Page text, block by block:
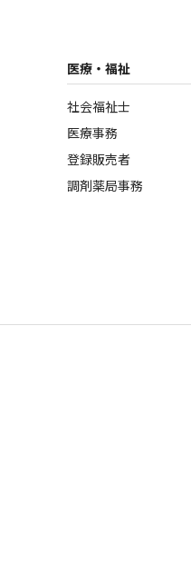
医療・福祉
社会福祉士
医療事務
登録販売者
調剤薬局事務